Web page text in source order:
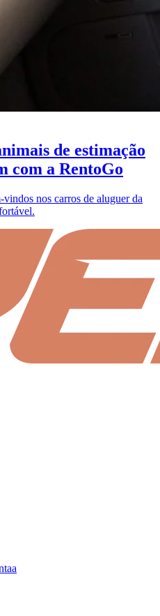
de estimação
com a RentoGo
nos carros de aluguer da